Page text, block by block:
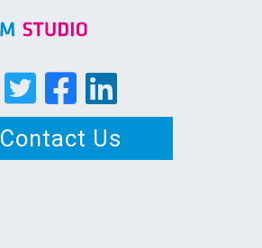
Contact Us